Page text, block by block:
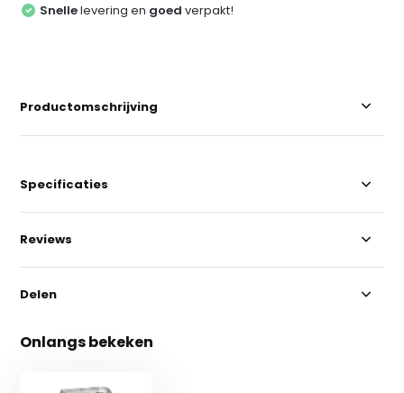
Snellelevering en goed verpakt!
Productomschrijving
Specificaties
Reviews
Delen
Onlangs bekeken